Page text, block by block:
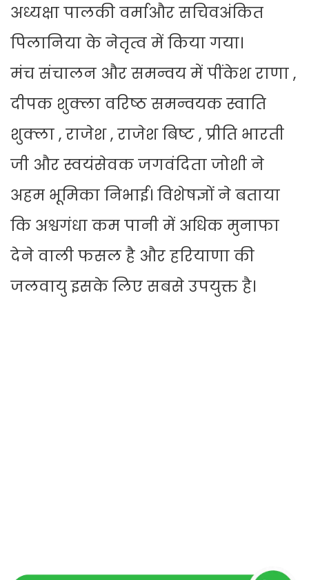
अध्यक्षा पालकी वर्माऔर सचिवअंकित
पिलानिया के नेतृत्व में किया गया।
मंच संचालन और समन्वय में पींकेश राणा ,
दीपक शुक्ला वरिष्ठ समन्वयक स्वाति
शुक्ला , राजेश , राजेश बिष्ट , प्रीति भारती
जी और स्वयंसेवक जगवंदिता जोशी ने
अहम भूमिका निभाई। विशेषज्ञों ने बताया
कि अश्वगंधा कम पानी में अधिक मुनाफा
देने वाली फसल है और हरियाणा की
जलवायु इसके लिए सबसे उपयुक्त है।